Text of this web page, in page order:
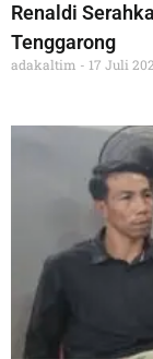
Renaldi
Tenggarong
adakaltim 17 Juli